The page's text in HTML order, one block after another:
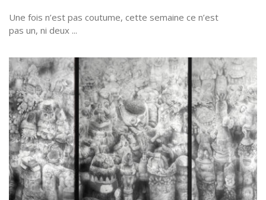
Une fois n’est pas coutume, cette semaine ce n’est
pas un, ni deux ...